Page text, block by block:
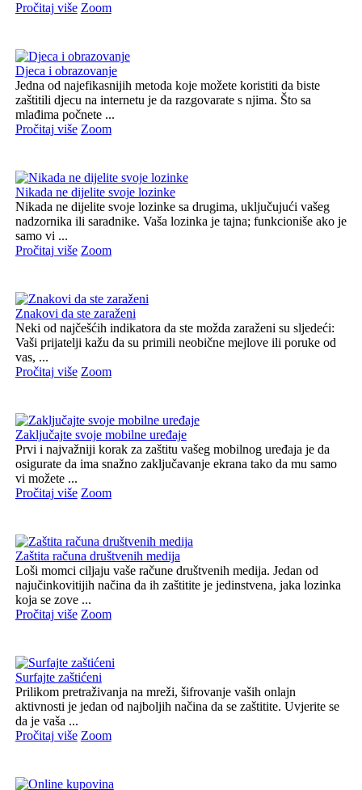
Pročitaj više Zoom
Djeca i obrazovanje
Jedna od najefikasnijih metoda koje možete koristiti da biste
zaštitili djecu na internetu je da razgovarate s njima. Što sa
mlađima počnete ...
Pročitaj više Zoom
Nikada ne dijelite svoje lozinke
Nikada ne dijelite svoje lozinke sa drugima, uključujući vašeg
nadzornika ili saradnike. Vaša lozinka je tajna; funkcioniše ako je
samo vi ...
Pročitaj više Zoom
Znakovi da ste zaraženi
Neki od najčešćih indikatora da ste možda zaraženi su sljedeći:
Vaši prijatelji kažu da su primili neobične mejlove ili poruke od
vas, ...
Pročitaj više Zoom
Zaključajte svoje mobilne uređaje
Prvi i najvažniji korak za zaštitu vašeg mobilnog uređaja je da
osigurate da ima snažno zaključavanje ekrana tako da mu samo
vi možete ...
Pročitaj više Zoom
Zaštita računa društvenih medija
Loši momci ciljaju vaše račune društvenih medija. Jedan od
najučinkovitijih načina da ih zaštitite je jedinstvena, jaka lozinka
koja se zove ...
Pročitaj više Zoom
Surfajte zaštićeni
Prilikom pretraživanja na mreži, šifrovanje vaših onlajn
aktivnosti je jedan od najboljih načina da se zaštitite. Uvjerite se
da je vaša ...
Pročitaj više Zoom